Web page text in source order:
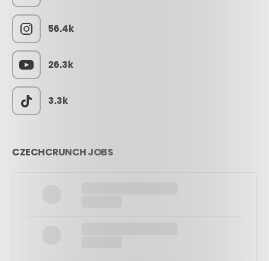
56.4k
26.3k
3.3k
CZECHCRUNCH JOBS